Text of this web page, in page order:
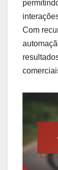
Com